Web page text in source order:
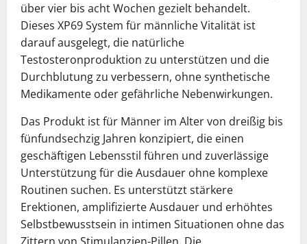
über vier bis acht Wochen gezielt behandelt.
Dieses XP69 System für männliche Vitalität ist
darauf ausgelegt, die natürliche
Testosteronproduktion zu unterstützen und die
Durchblutung zu verbessern, ohne synthetische
Medikamente oder gefährliche Nebenwirkungen.
Das Produkt ist für Männer im Alter von dreißig bis
fünfundsechzig Jahren konzipiert, die einen
geschäftigen Lebensstil führen und zuverlässige
Unterstützung für die Ausdauer ohne komplexe
Routinen suchen. Es unterstützt stärkere
Erektionen, amplifizierte Ausdauer und erhöhtes
Selbstbewusstsein in intimen Situationen ohne das